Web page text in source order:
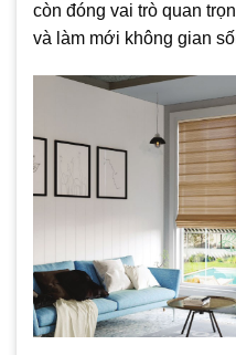
còn đóng vai trò quan
và làm mới không gian